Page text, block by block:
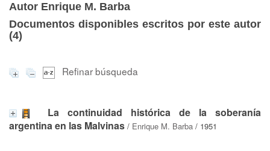
Autor Enrique M. Barba
Documentos disponibles escritos por este autor
(4)
Refinar búsqueda
La continuidad histórica de la soberanía
argentina en las Malvinas / Enrique M. Barba / 1951